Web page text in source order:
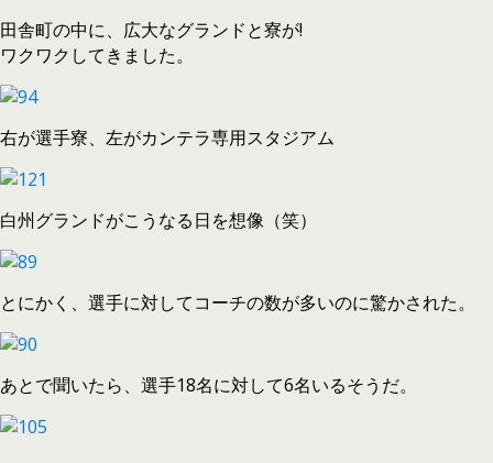
田舎町の中に、広大なグランドと寮が!
ワクワクしてきました。
右が選手寮、左がカンテラ専用スタジアム
白州グランドがこうなる日を想像（笑）
とにかく、選手に対してコーチの数が多いのに驚かされた。
あとで聞いたら、選手18名に対して6名いるそうだ。